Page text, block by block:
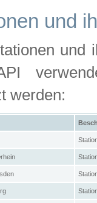
und
und
werden: